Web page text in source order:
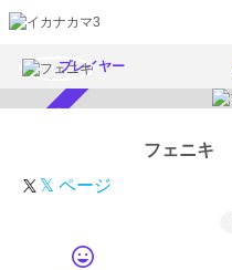
プレイヤー
フェニキ
𝕏 ページ